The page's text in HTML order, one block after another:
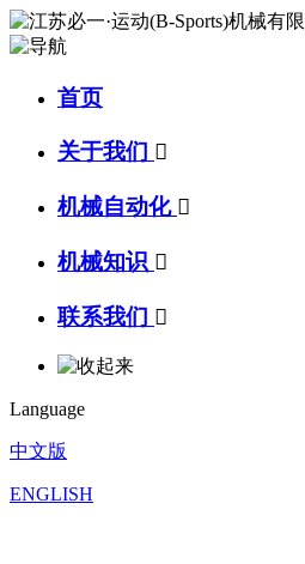
首页
关于我们 
机械自动化 
机械知识 
联系我们 
Language
中文版
ENGLISH